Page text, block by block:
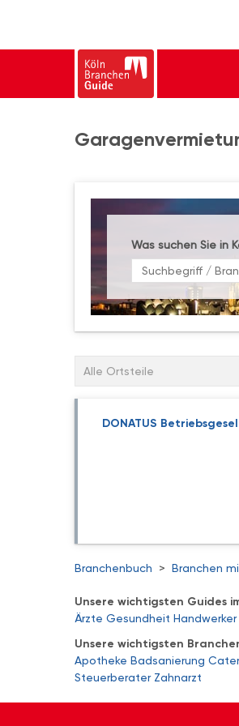
Was suchen Sie in
Alle Ortsteile
DONATUS
Branchenbuch > Branchen
Unsere wichtigsten Guides
Ärzte Gesundheit Handwerker
Unsere wichtigsten
Apotheke Badsanierung
Steuerberater Zahnarzt